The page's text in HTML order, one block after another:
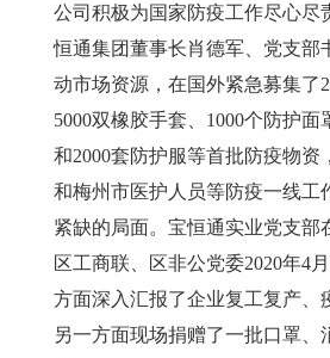
公司积极为国家防疫工作尽心尽
恒通集团董事长肖德军、党支部
动市场资源，在国外紧急募集了
5000双橡胶手套、1000个防护面
和2000套防护服等首批防疫物资
和梅州市医护人员等防疫一线工
紧缺的局面。宝恒通实业党支部
区工商联、区非公党委2020年4
方面深入汇报了企业复工复产、
另一方面现场捐赠了一批口罩、